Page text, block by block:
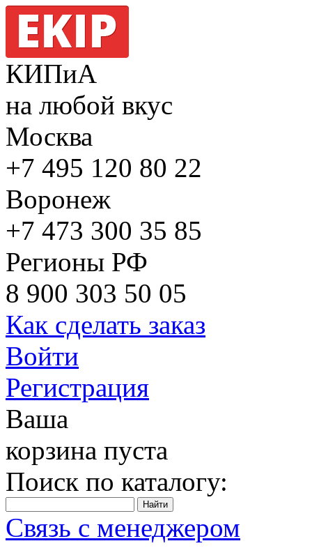
КИПиА
на любой вкус
Москва
+7 495 120 80 22
Воронеж
+7 473 300 35 85
Регионы РФ
8 900 303 50 05
Как сделать заказ
Войти
Регистрация
Ваша
корзина пуста
Поиск по каталогу:
Связь с менеджером